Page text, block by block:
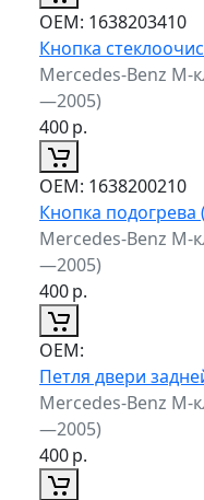
ОЕМ: 1638203410
Кнопка
Mercedes-Benz M-
—2005)
400р.
ОЕМ: 1638200210
Кнопка подогрева
Mercedes-Benz M-
—2005)
400р.
ОЕМ:
Петля двери
Mercedes-Benz M-
—2005)
400р.